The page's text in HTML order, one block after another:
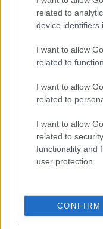
related to
device identifiers
I want to allow
related to
I want to allow
related to
I want to allow
related to
functionality and
user protection.
CONFIRM
ΕΛΛΑΔΑ
μαρμελάδας
8/08/2026 - 5:55μμ